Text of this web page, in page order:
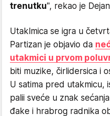
trenutku", rekao je
Utaklmica se igra u
Partizan je objavio da
utakmici u prvom
biti muzike, čirlidersica i
U satima pred utakmicu,
palii sveće u znak
đake i hrabrog radnika